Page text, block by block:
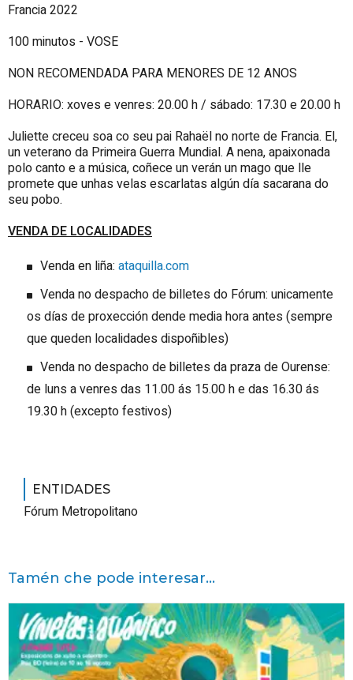
Francia 2022
100 minutos - VOSE
NON RECOMENDADA PARA MENORES DE 12 ANOS
HORARIO: xoves e venres: 20.00 h / sábado: 17.30 e 20.00 h
Juliette creceu soa co seu pai Rahaël no norte de Francia. El,
un veterano da Primeira Guerra Mundial. A nena, apaixonada
polo canto e a música, coñece un verán un mago que lle
promete que unhas velas escarlatas algún día sacarana do
seu pobo.
VENDA DE LOCALIDADES
Venda en liña: ataquilla.com
Venda no despacho de billetes do Fórum: unicamente
os días de proxección dende media hora antes (sempre
que queden localidades dispoñibles)
Venda no despacho de billetes da praza de Ourense:
de luns a venres das 11.00 ás 15.00 h e das 16.30 ás
19.30 h (excepto festivos)
ENTIDADES
Fórum Metropolitano
Tamén che pode interesar...